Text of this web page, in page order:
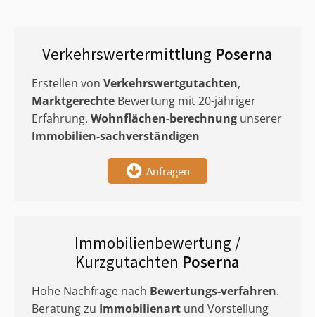
Verkehrswertermittlung Poserna
Erstellen von Verkehrswertgutachten,
Marktgerechte Bewertung mit 20-jähriger
Erfahrung. Wohnflächen-berechnung unserer
Immobilien-sachverständigen
Anfragen
Immobilienbewertung /
Kurzgutachten Poserna
Hohe Nachfrage nach Bewertungs-verfahren.
Beratung zu Immobilienart und Vorstellung